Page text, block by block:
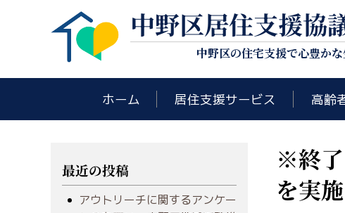
中野区居住支援協
中野区の住宅支援で心豊か
ホーム 居住支援サービス 高齢
※終了
を実
最近の投稿
アウトリーチに関するアンケー